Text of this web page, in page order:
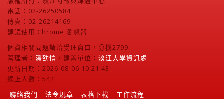
電話：02-26250584
傳真：02-26214169
建議使用 Chrome 瀏覽器
個資相關問題請洽受理窗口，分機2799
管理者： 潘劭愷 / 建置單位： 淡江大學資訊處
更新日期：2026-08-06 10:21:43
線上人數：542
聯絡我們
法令規章 表格下載 工作流程